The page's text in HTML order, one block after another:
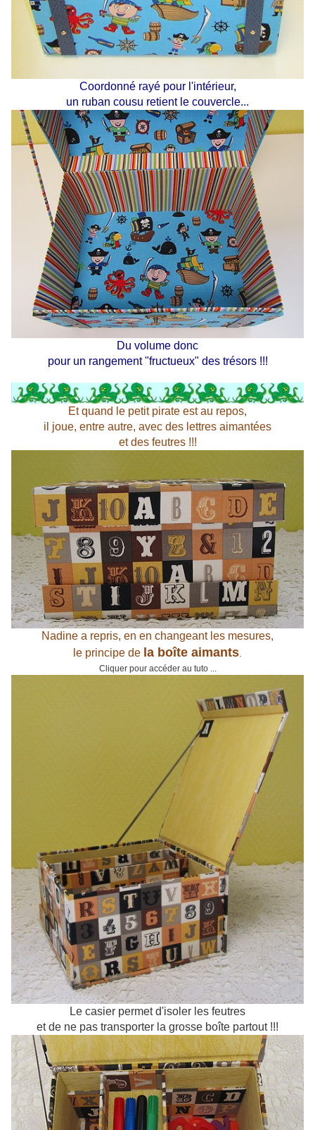
Coordonné rayé pour l'intérieur,
un ruban cousu retient le couvercle...
Du volume donc
pour un rangement "fructueux" des trésors !!!
Et quand le petit pirate est au repos,
il joue, entre autre, avec des lettres aimantées
et des feutres !!!
Nadine a repris, en en changeant les mesures,
le principe de la boîte aimants.
Cliquer pour accéder au tuto ...
Le casier permet d'isoler les feutres
et de ne pas transporter la grosse boîte partout !!!